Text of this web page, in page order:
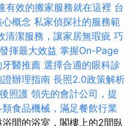
有效的搬家服務就在這裡 台
概念 私家偵探社的服務範
清潔服務，讓家居無瑕疵 巧
揮最大效益 掌握On-Page
醫推薦 選擇合適的眼科診
辦理指南 長照2.0政策解析
照護 領先的會計公司，提
食品機械，滿足餐飲行業
間的浴室，閣樓上的2間臥